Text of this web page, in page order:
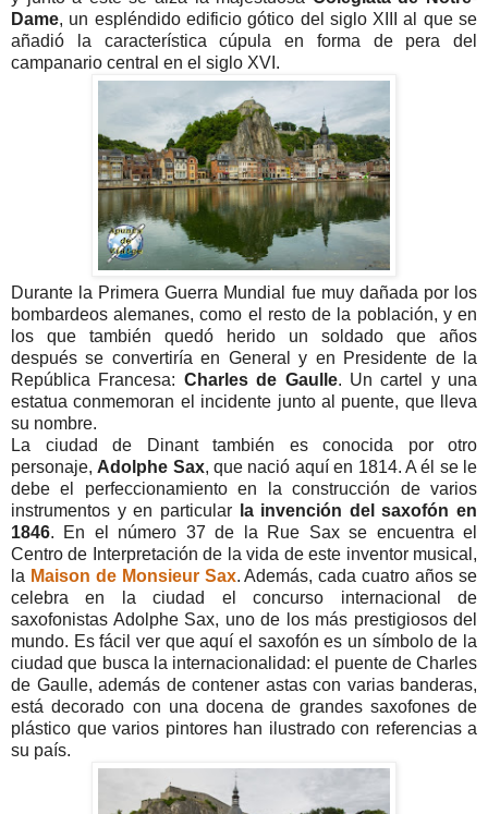
Dame, un espléndido edificio gótico del siglo XIII al que se
añadió la característica cúpula en forma de pera del
campanario central en el siglo XVI.
Durante la Primera Guerra Mundial fue muy dañada por los
bombardeos alemanes, como el resto de la población, y en
los que también quedó herido un soldado que años
después se convertiría en General y en Presidente de la
República Francesa: Charles de Gaulle. Un cartel y una
estatua conmemoran el incidente junto al puente, que lleva
su nombre.
La ciudad de Dinant también es conocida por otro
personaje, Adolphe Sax, que nació aquí en 1814. A él se le
debe el perfeccionamiento en la construcción de varios
instrumentos y en particular
la invención del saxofón en
1846. En el número 37 de la Rue Sax se encuentra el
Centro de Interpretación de la vida de este inventor musical,
la Maison de Monsieur Sax. Además, cada cuatro años se
celebra en la ciudad el concurso internacional de
saxofonistas Adolphe Sax, uno de los más prestigiosos del
mundo. Es fácil ver que aquí el saxofón es un símbolo de la
ciudad que busca la internacionalidad: el puente de Charles
de Gaulle, además de contener astas con varias banderas,
está decorado con una docena de grandes saxofones de
plástico que varios pintores han ilustrado con referencias a
su país.